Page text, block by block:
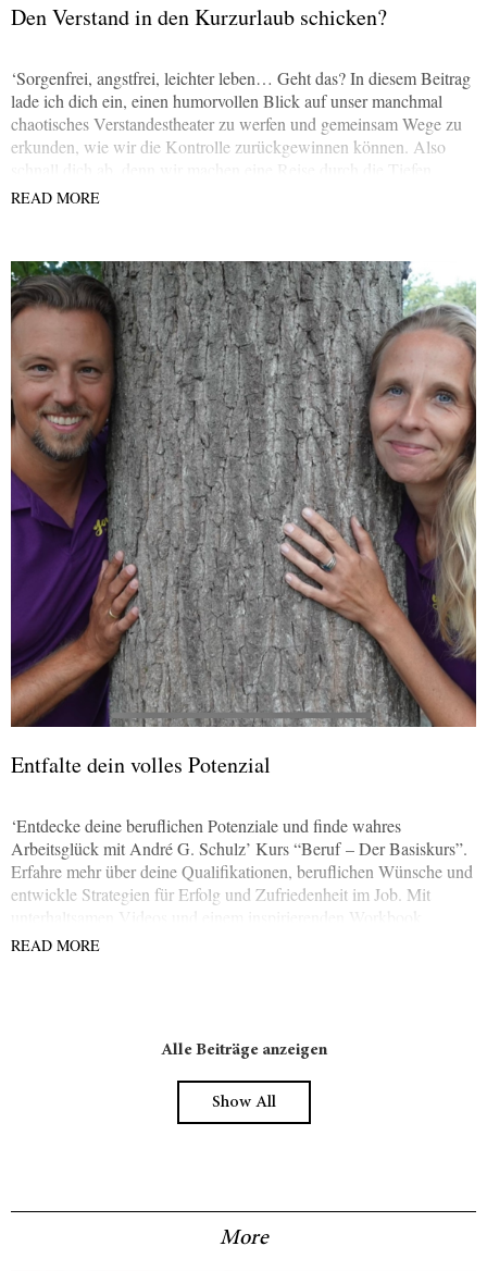
Den Verstand in den Kurzurlaub schicken?
‘Sorgenfrei, angstfrei, leichter leben… Geht das? In diesem Beitrag
lade ich dich ein, einen humorvollen Blick auf unser manchmal
chaotisches Verstandestheater zu werfen und gemeinsam Wege zu
erkunden, wie wir die Kontrolle zurückgewinnen können. Also
schnall dich ab, denn wir machen eine Reise durch die Tiefen
unseres Denkens ….
READ MORE
Entfalte dein volles Potenzial
‘Entdecke deine beruflichen Potenziale und finde wahres
Arbeitsglück mit André G. Schulz’ Kurs “Beruf – Der Basiskurs”.
Erfahre mehr über deine Qualifikationen, beruflichen Wünsche und
entwickle Strategien für Erfolg und Zufriedenheit im Job. Mit
unterhaltsamen Videos und einem inspirierenden Workbook
gestaltest du dein erfüllendes Berufsleben, ganz nach deinen
READ MORE
Alle Beiträge anzeigen
Show All
More